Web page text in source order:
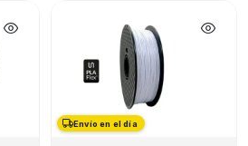
Envío en el día